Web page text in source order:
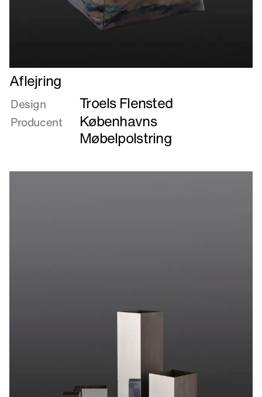
Læs
mere
om
Aflejring
Aflejring
Design Troels Flensted
Producent
Københavns
Møbelpolstring